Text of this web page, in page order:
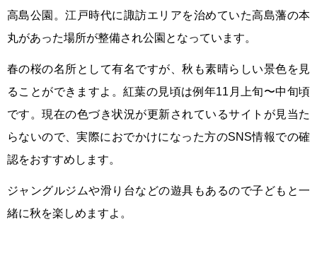
高島公園。江戸時代に諏訪エリアを治めていた高島藩の本
丸があった場所が整備され公園となっています。
春の桜の名所として有名ですが、秋も素晴らしい景色を見
ることができますよ。紅葉の見頃は例年11月上旬〜中旬頃
です。現在の色づき状況が更新されているサイトが見当た
らないので、実際におでかけになった方のSNS情報での確
認をおすすめします。
ジャングルジムや滑り台などの遊具もあるので子どもと一
緒に秋を楽しめますよ。